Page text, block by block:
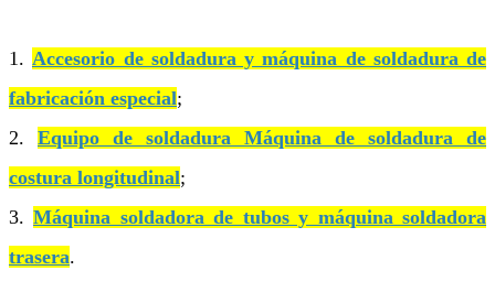
1.Accesorio de soldadura y máquina de soldadura de
fabricación especial;
2. Equipo de soldadura Máquina de soldadura de
costura longitudinal;
3.Máquina soldadora de tubos y máquina soldadora
trasera.